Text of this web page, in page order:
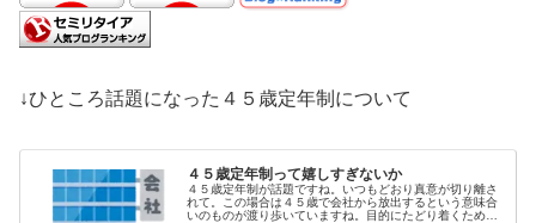
↓ひところ話題になった４５歳定年制について
４５歳定年制って嬉しすぎないか
４５歳定年制が話題ですね。いつもどおり真意が切り離さ
れて。この場合は４５歳で会社から放出するという意味合
いのものが渡り歩いていますね。目的にたどり着くために